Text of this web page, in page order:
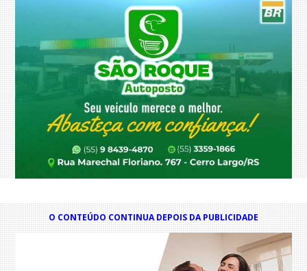
O CONTEÚDO CONTINUA DEPOIS DA PUBLICIDADE